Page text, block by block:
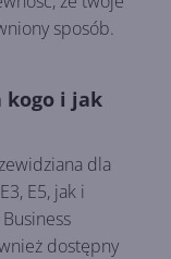
sposób.
kogo i jak
dla
E5, jak i
dostępny